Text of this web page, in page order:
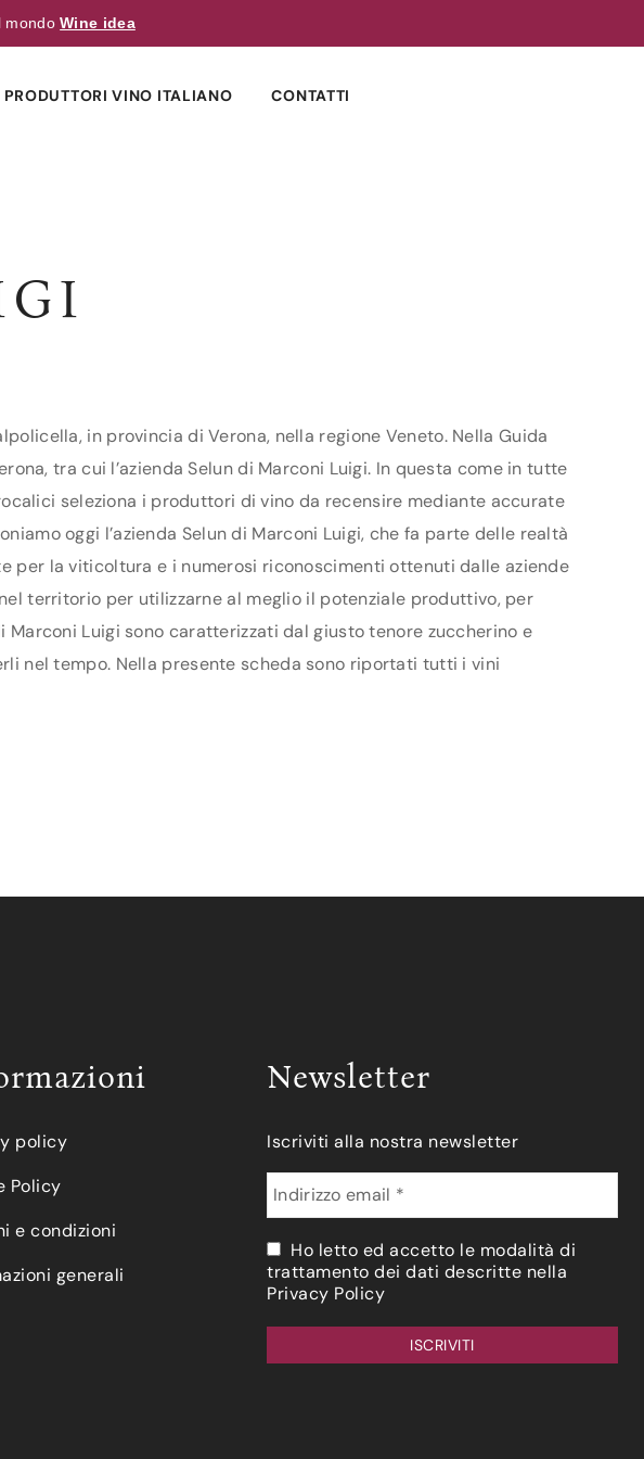
mondoWine idea
PRODUTTORI VINO ITALIANO CONTATTI
in provincia di Verona, nella regione Veneto. Nella Guida
tra cui l’azienda Selun di Marconi Luigi. In questa come in tutte
seleziona i produttori di vino da recensire mediante accurate
oggi l’azienda Selun di Marconi Luigi, che fa parte delle realtà
per la viticoltura e i numerosi riconoscimenti ottenuti dalle aziende
territorio per utilizzarne al meglio il potenziale produttivo, per
Luigi sono caratterizzati dal giusto tenore zuccherino e
nel tempo. Nella presente scheda sono riportati tutti i vini
policy
Policy
e condizioni
generali
Newsletter
Iscriviti alla nostra newsletter
Ho letto ed accetto le modalità di
trattamento dei dati descritte nella
Privacy Policy